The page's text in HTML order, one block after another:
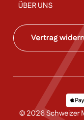
ÜBER UNS
Vertrag
© 2026 Schweizer